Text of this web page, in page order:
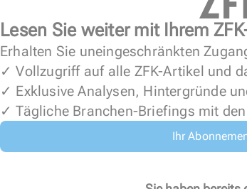
Lesen Sie weiter mit Ihrem
Erhalten Sie uneingeschränkten
✓ Vollzugriff auf alle ZFK-Artikel und
✓ Exklusive Analysen, Hintergründe
✓ Tägliche Branchen-Briefings mit
Ihr